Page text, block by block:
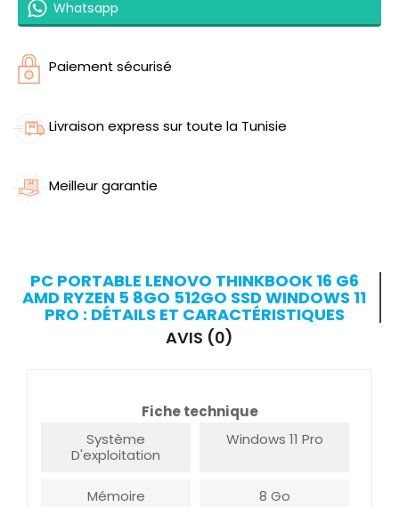
Whatsapp
Paiement sécurisé
Livraison express sur toute la Tunisie
Meilleur garantie
PC PORTABLE LENOVO THINKBOOK 16 G6
AMD RYZEN 5 8GO 512GO SSD WINDOWS 11
PRO : DÉTAILS ET CARACTÉRISTIQUES
AVIS (0)
Fiche technique
Système
D'exploitation
Windows 11 Pro
Mémoire 8 Go